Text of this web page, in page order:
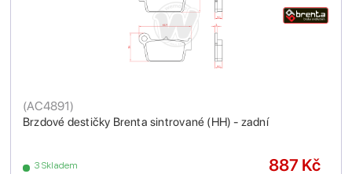
Brzdové destičky Brenta sintrované (HH) - zadní
(AC4891)
3 Skladem 887 Kč